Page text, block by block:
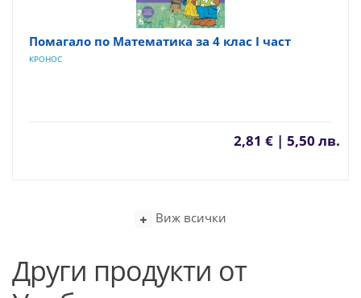
Помагало по Математика за 4 клас I част
КРОНОС
2,81 € | 5,50 лв.
Виж всички
Други продукти от